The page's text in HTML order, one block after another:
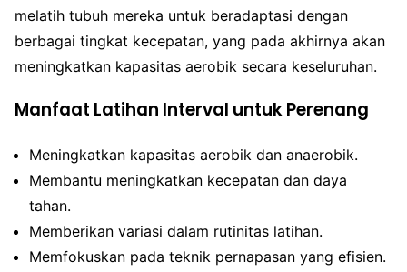
melatih tubuh mereka untuk beradaptasi dengan
berbagai tingkat kecepatan, yang pada akhirnya akan
meningkatkan kapasitas aerobik secara keseluruhan.
Manfaat Latihan Interval untuk Perenang
Meningkatkan kapasitas aerobik dan anaerobik.
Membantu meningkatkan kecepatan dan daya
tahan.
Memberikan variasi dalam rutinitas latihan.
Memfokuskan pada teknik pernapasan yang efisien.